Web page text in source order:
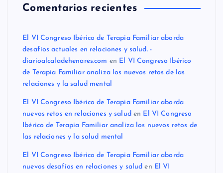
Comentarios recientes
El VI Congreso Ibérico de Terapia Familiar aborda
desafíos actuales en relaciones y salud. -
diarioalcaladehenares.com en El VI Congreso Ibérico
de Terapia Familiar analiza los nuevos retos de las
relaciones y la salud mental
El VI Congreso Ibérico de Terapia Familiar aborda
nuevos retos en relaciones y salud en El VI Congreso
Ibérico de Terapia Familiar analiza los nuevos retos de
las relaciones y la salud mental
El VI Congreso Ibérico de Terapia Familiar aborda
nuevos desafíos en relaciones y salud en El VI